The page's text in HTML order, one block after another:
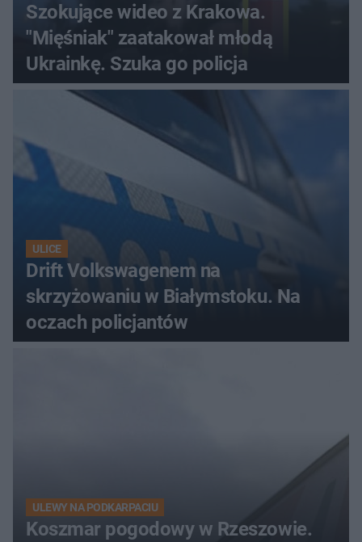
Szokujące wideo z Krakowa.
"Mięśniak" zaatakował młodą
Ukrainkę. Szuka go policja
ULICE
Drift Volkswagenem na
skrzyżowaniu w Białymstoku. Na
oczach policjantów
ULEWY NA PODKARPACIU
Koszmar pogodowy w Rzeszowie.